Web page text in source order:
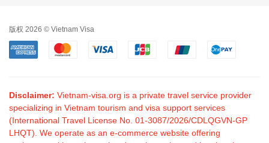
版权 2026 © Vietnam Visa
Disclaimer: Vietnam-visa.org is a private travel service provider
specializing in Vietnam tourism and visa support services
(International Travel License No. 01-3087/2026/CDLQGVN-GP
LHQT). We operate as an e-commerce website offering